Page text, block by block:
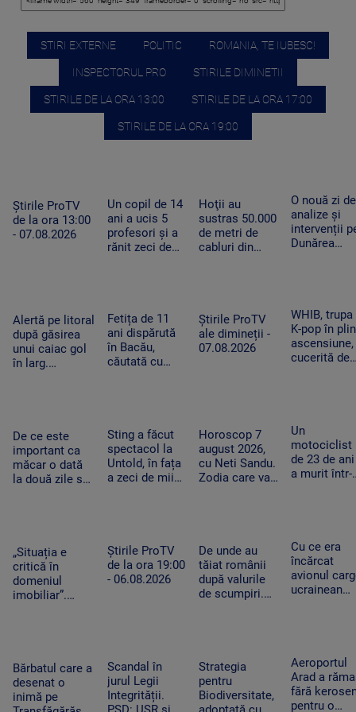
STIRI EXTERNE POLITIC ROMANIA, TE IUBESC!
INSPECTORUL PRO STIRILE DIMINETII
STIRILE DE LA ORA 13:00 STIRILE DE LA ORA 17:00
STIRILE DE LA ORA 19:00
Știrile ProTV
de la ora 13:00
- 07.08.2026
Un copil de 14
ani a ucis 5
profesori și a
rănit zeci de
bunicii
Hoţii au
sustras 50.000
de metri de
cabluri din
Dâmboviţa,
Ilfov şi Giurgiu
O nouă zi de
analize și
intervenții
Dunărea
Alertă pe litoral
după găsirea
unui caiac gol
în larg.
Fetița de 11
ani dispărută
în Bacău,
căutată cu
Știrile ProTV
ale dimineții -
07.08.2026
WHIB, trupa
K-pop în
ascensiune,
cucerită de
decât ne
imaginam”
De ce este
important ca
măcar o dată
la două zile să
de o boală grea
Sting a făcut
spectacol la
Untold, în fața
a zeci de mii
limba română
Horoscop 7
august 2026,
cu Neti Sandu.
Zodia care va
Un
motociclist
de 23 de ani
a murit într-
iar vehiculul
nu era
înmatriculat
„Situația e
critică în
domeniul
imobiliar”.
cauza
blocajului de la
ANCPI
Știrile ProTV
de la ora 19:00
- 06.08.2026
De unde au
tăiat românii
după valurile
de scumpiri.
coșul de
cumpărături
Cu ce era
încărcat
avionul
ucrainean
bombă pe
aeroportul
din Leipzig
Bărbatul care a
desenat o
inimă pe
Scandal în
jurul Legii
Integrității.
Strategia
pentru
Biodiversitate,
Aeroportul
Arad a
fără
pentru o